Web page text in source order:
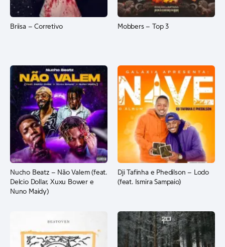
Briisa – Corretivo Mobbers – Top 3
Nucho Beatz – Não Valem (feat.
Delcio Dollar, Xuxu Bower e
Nuno Maidy)
Dji Tafinha e Phedilson – Lodo
(feat. Ismira Sampaio)